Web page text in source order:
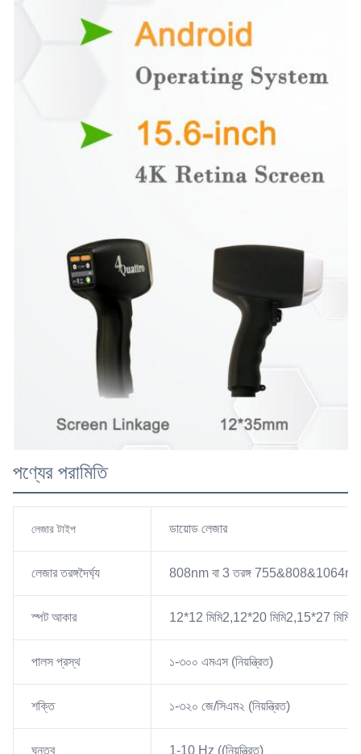
পণ্যের পরামিতি
লেজার টাইপ ডায়োড লেজার
লেজার তরঙ্গদৈর্ঘ্য 808nm বা 3 তরঙ্গ
স্পট আকার 12*12 মিমি2,12*20 মিমি2,15*27
পালস প্রস্থ ১-৩০০ এমএস (নিয়ন্ত্রিত)
শক্তি ১-৩২০ জে/সিএম২ (নিয়ন্ত্রিত)
ঘনত্ব 1-10 Hz ((নিয়ন্ত্রিত)